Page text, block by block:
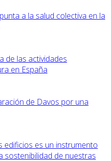
a la salud colectiva en la
de las actividades
en España
de Davos por una
edificios es un instrumento
sostenibilidad de nuestras